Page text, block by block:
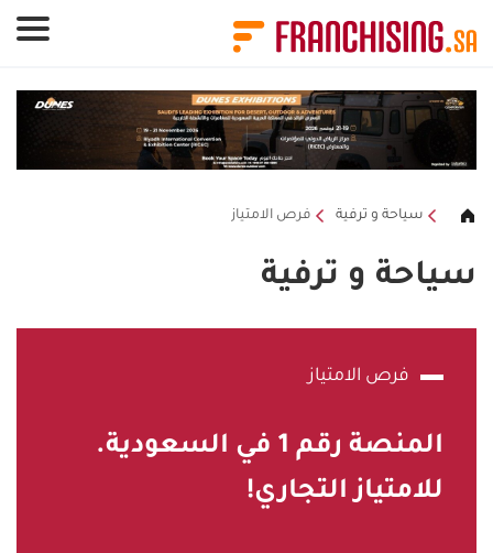
سياحة و ترفية فرص الامتياز
سياحة و ترفية
فرص الامتياز
المنصة رقم 1 في السعودية.
للامتياز التجاري!
لوحة إدارة ملفات تعريف الارتباط